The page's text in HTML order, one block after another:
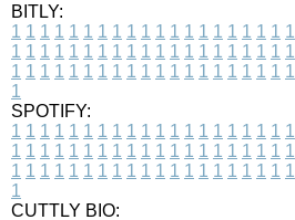
BITLY:
1 1 1 1 1 1 1 1 1 1 1 1 1 1 1 1 1 1 1 1
1 1 1 1 1 1 1 1 1 1 1 1 1 1 1 1 1 1 1 1
1 1 1 1 1 1 1 1 1 1 1 1 1 1 1 1 1 1 1 1
1
SPOTIFY:
1 1 1 1 1 1 1 1 1 1 1 1 1 1 1 1 1 1 1 1
1 1 1 1 1 1 1 1 1 1 1 1 1 1 1 1 1 1 1 1
1 1 1 1 1 1 1 1 1 1 1 1 1 1 1 1 1 1 1 1
1
CUTTLY BIO: